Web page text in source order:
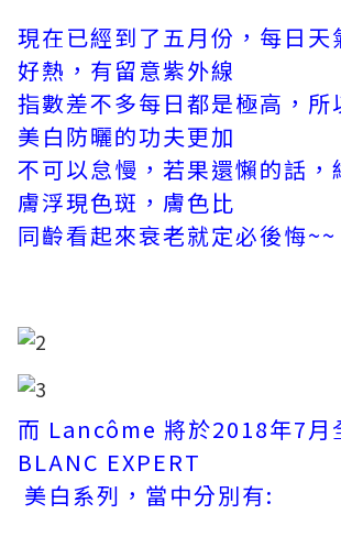
現在已經到了五月份，每日天
好熱，有留意紫外線
指數差不多每日都是極高，所
美白防曬的功夫更加
不可以怠慢，若果還懶的話，
膚浮現色斑，膚色比
同齡看起來衰老就定必後悔~~
而 Lancôme 將於2018年7月
BLANC EXPERT
美白系列，當中分別有: